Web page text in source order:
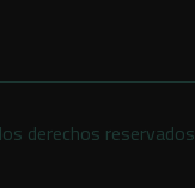
derechos reservados